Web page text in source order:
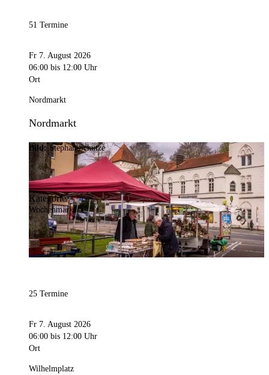
51 Termine
Fr 7. August 2026
06:00 bis 12:00 Uhr
Ort
Nordmarkt
Nordmarkt
Bild:Stephan Schütze
Kategorie
Wochenmarkt
25 Termine
Fr 7. August 2026
06:00 bis 12:00 Uhr
Ort
Wilhelmplatz